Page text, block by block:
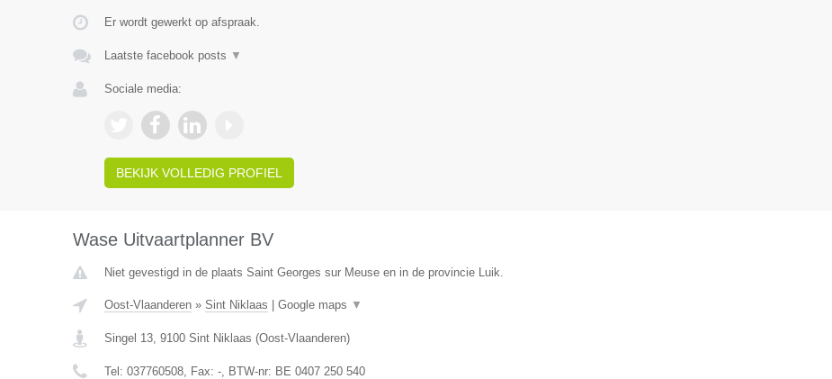
Er wordt gewerkt op afspraak.
Laatste facebook posts ▼
Sociale media:
BEKIJK VOLLEDIG PROFIEL
Wase Uitvaartplanner BV
Niet gevestigd in de plaats Saint Georges sur Meuse en in de provincie Luik.
Oost-Vlaanderen» Sint Niklaas Google maps ▼
Singel 13, 9100 Sint Niklaas (Oost-Vlaanderen)
Tel: 037760508, Fax: -, BTW-nr: BE 0407 250 540